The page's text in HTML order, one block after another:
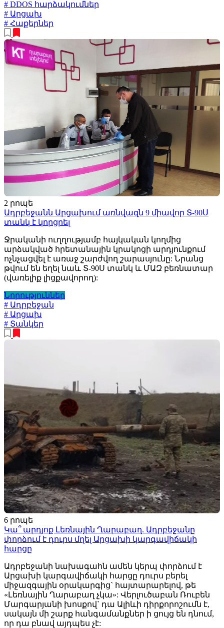
# DDOS հարձակումներ
# Արցախ
# Հաքերներ
2 րոպե
Ադրբեջանն Արցախում առնվազն 9 միավոր Տ-90Ս
տանկ է կորցրել
Ջրականի ուղղությամբ հայկական կողմից
արձակված հրետանային կրակոցի արդյունքում
ոչնչացվել է առաջ շարժվող շարասյունը: Նրանց
թվում են եղել նաև Տ-90Ս տանկ և ՄԱԶ բեռնատար
(վառելիք լիցքավորող):
Նորություններ
# Ադրբեջան
# Արցախ
# Տանկեր
6 րոպե
Կա՞ արդյոք Լեռնային Ղարաբաղ. Ադրբեջանը
փորձում է դուրս մղել Արցախի կարգավիճակի
հարցը
Ադրբեջանի նախագահն ամեն կերպ փորձում է
Արցախի կարգավիճակի հարցը դուրս բերել
միջազգային օրակարգից` հայտարարելով, թե
«Լեռնային Ղարաբաղ չկա»: Վերլուծաբան Ռուբեն
Մարգարյանի խոսքով` դա Ալիևի դիրքորոշումն է,
սակայն մի շարք հանգամանքներ ի ցույց են դնում,
որ դա բնավ այդպես չէ: